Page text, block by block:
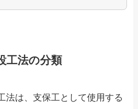
工法の分類
法は、支保工として使用する